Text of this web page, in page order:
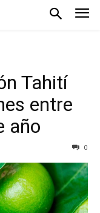
Tahití
entre
año
0